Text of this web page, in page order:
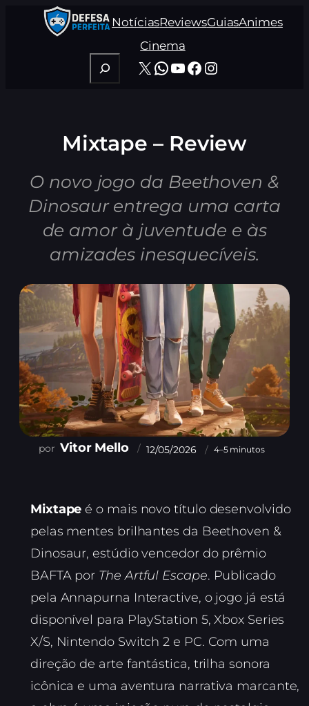
NotíciasReviewsGuiasAnimes
Cinema
Pesquisar
X WhatsApp
Youtube
Facebook
Instagram
Mixtape – Review
O novo jogo da Beethoven &
Dinosaur entrega uma carta
de amor à juventude e às
amizades inesquecíveis.
Vitor Mello 12/05/2026 4–5 minutos
Mixtape é o mais novo título desenvolvido
pelas mentes brilhantes da Beethoven &
Dinosaur, estúdio vencedor do prêmio
BAFTA por The Artful Escape. Publicado
pela Annapurna Interactive, o jogo já está
disponível para PlayStation 5, Xbox Series
X/S, Nintendo Switch 2 e PC. Com uma
direção de arte fantástica, trilha sonora
icônica e uma aventura narrativa marcante,